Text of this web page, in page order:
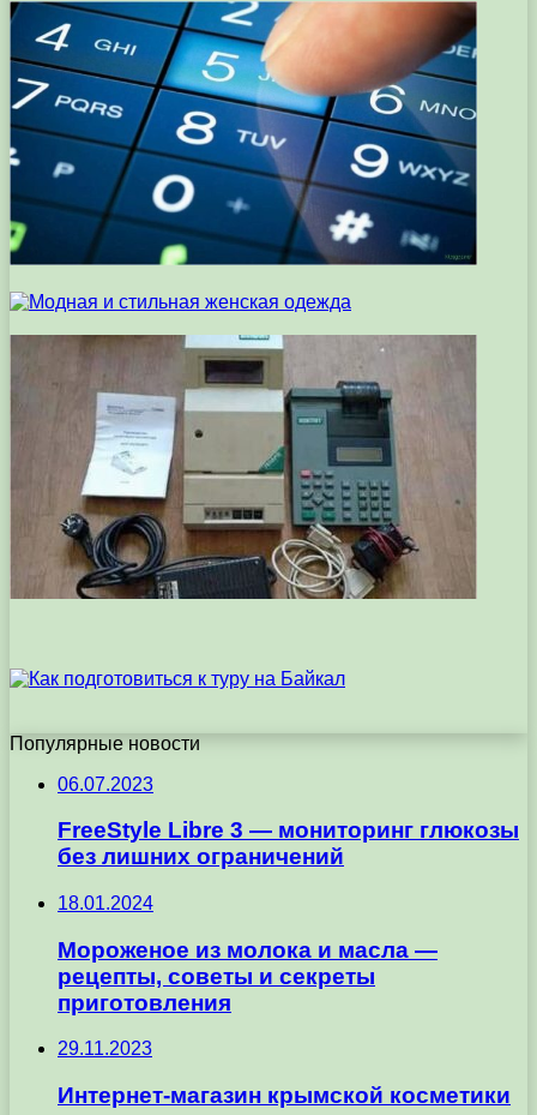
Популярные новости
06.07.2023
FreeStyle Libre 3 — мониторинг глюкозы
без лишних ограничений
18.01.2024
Мороженое из молока и масла —
рецепты, советы и секреты
приготовления
29.11.2023
Интернет-магазин крымской косметики